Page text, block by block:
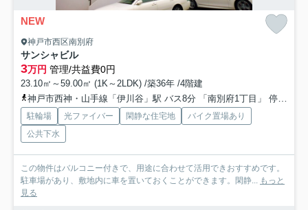
NEW
神戸市西区南別府
サンシャビル
3万円 管理/共益費0円
23.10㎡～59.00㎡ (1K～2LDK) /築36年 /4階建
神戸市西神・山手線「伊川谷」駅 バス8分 「南別府1丁目」 停歩3分
駐輪場 光ファイバー 閑静な住宅地
バイク置場あり
公共下水
この物件はバルコニー付きで、用途に合わせて活用できおすすめです。
駐車場があり、敷地内に車を置いておくことができます。閑静... もっと
見る